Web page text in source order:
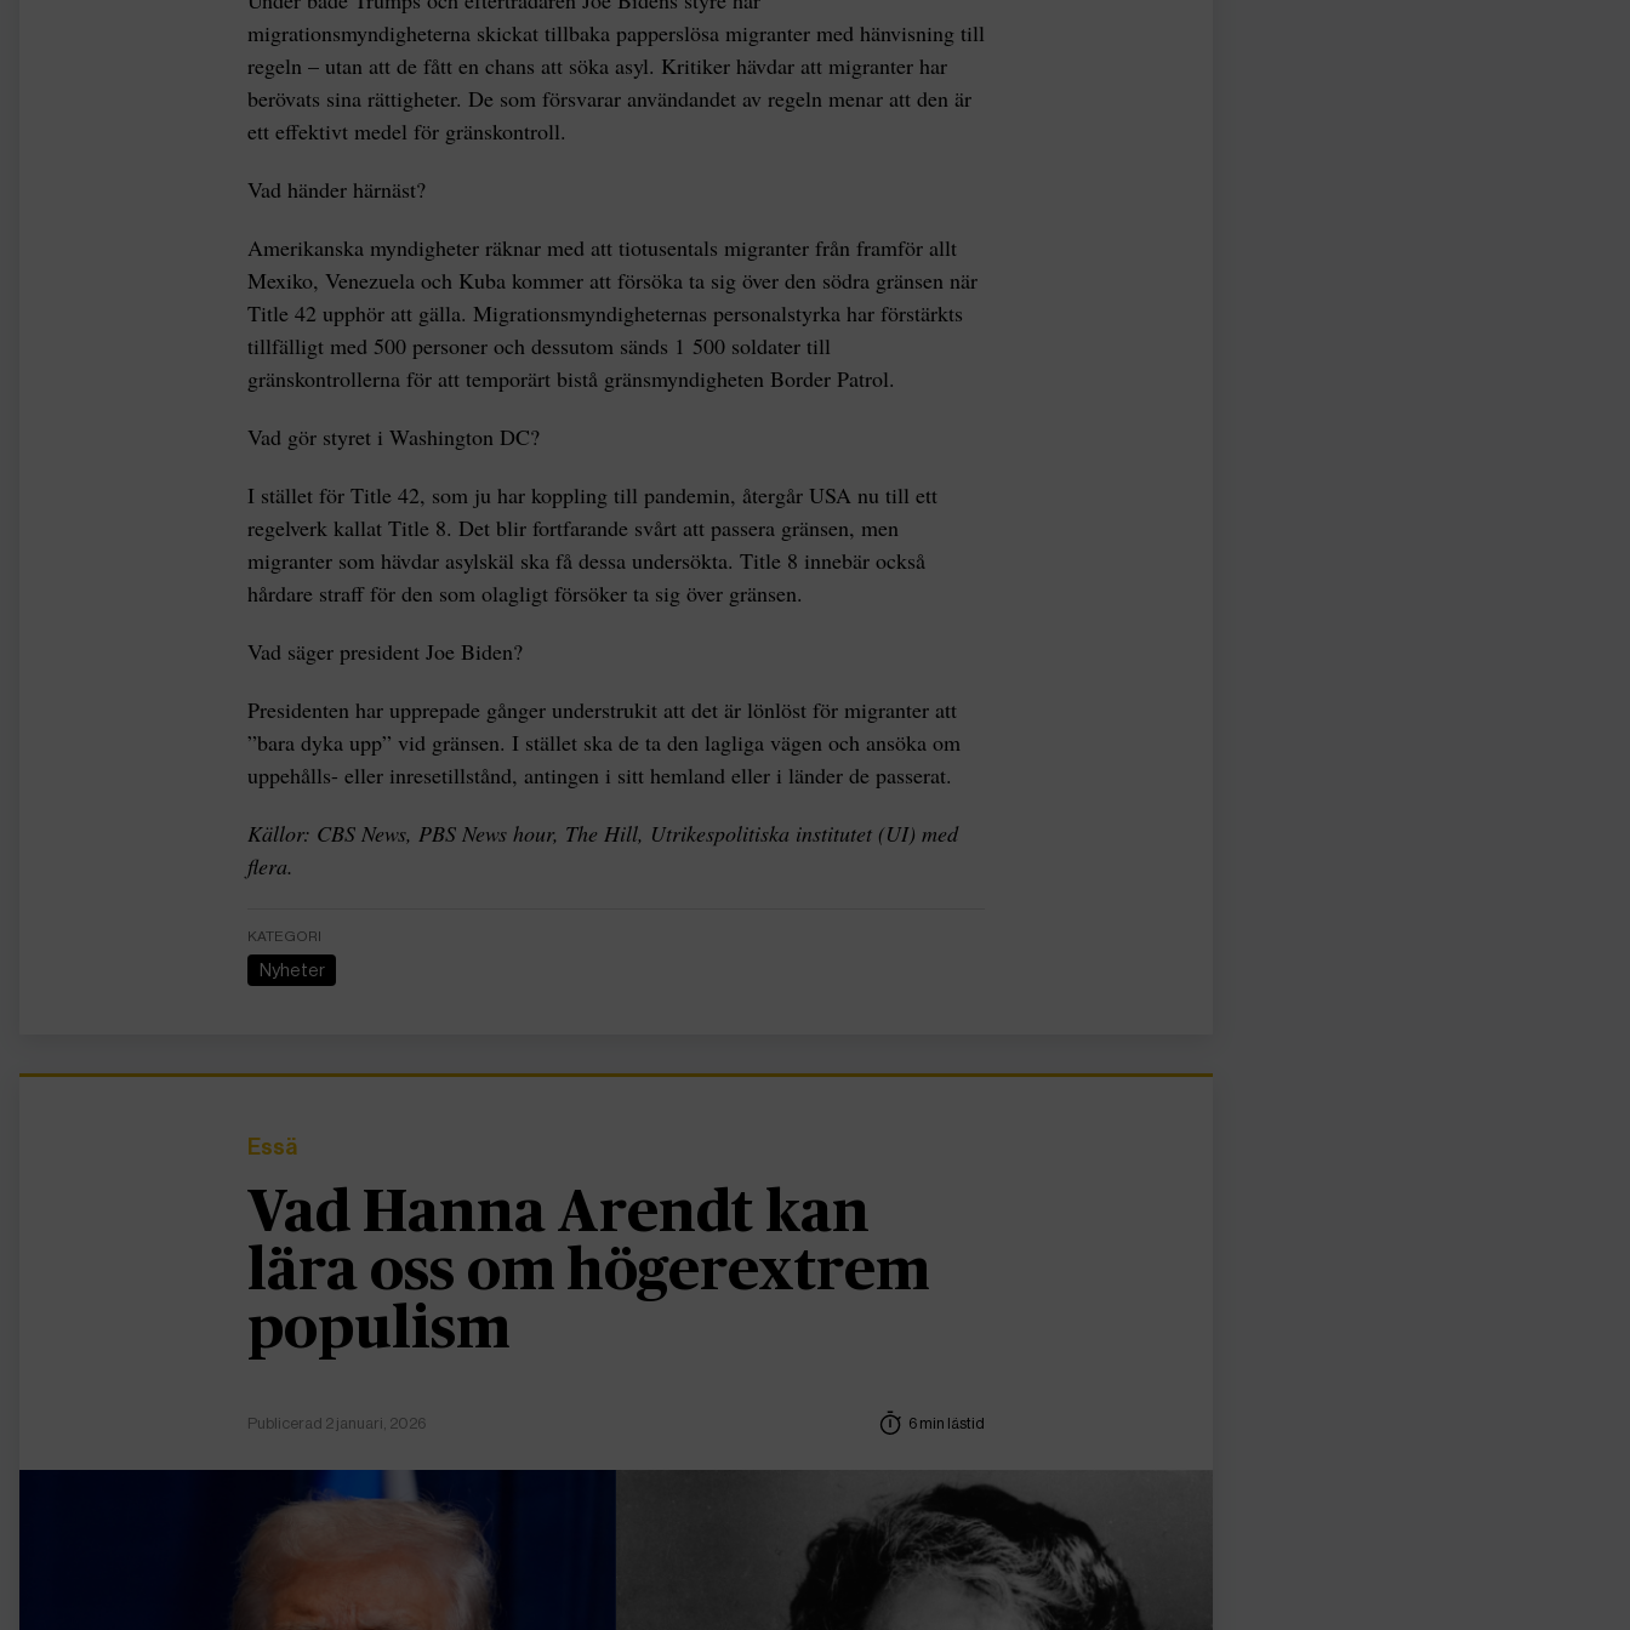
migrationsmyndigheterna skickat tillbaka papperslösa migranter med hänvisning till
regeln – utan att de fått en chans att söka asyl. Kritiker hävdar att migranter har
berövats sina rättigheter. De som försvarar användandet av regeln menar att den är
ett effektivt medel för gränskontroll.
Vad händer härnäst?
Amerikanska myndigheter räknar med att tiotusentals migranter från framför allt
Mexiko, Venezuela och Kuba kommer att försöka ta sig över den södra gränsen när
Title 42 upphör att gälla. Migrationsmyndigheternas personalstyrka har förstärkts
tillfälligt med 500 personer och dessutom sänds 1 500 soldater till
gränskontrollerna för att temporärt bistå gränsmyndigheten Border Patrol.
Vad gör styret i Washington DC?
I stället för Title 42, som ju har koppling till pandemin, återgår USA nu till ett
regelverk kallat Title 8. Det blir fortfarande svårt att passera gränsen, men
migranter som hävdar asylskäl ska få dessa undersökta. Title 8 innebär också
hårdare straff för den som olagligt försöker ta sig över gränsen.
Vad säger president Joe Biden?
Presidenten har upprepade gånger understrukit att det är lönlöst för migranter att
”bara dyka upp” vid gränsen. I stället ska de ta den lagliga vägen och ansöka om
uppehålls- eller inresetillstånd, antingen i sitt hemland eller i länder de passerat.
Källor: CBS News, PBS News hour, The Hill, Utrikespolitiska institutet (UI) med
flera.
KATEGORI
Nyheter
Essä
Vad Hanna Arendt kan
lära oss om högerextrem
populism
Publicerad 2 januari, 2026 6 min lästid